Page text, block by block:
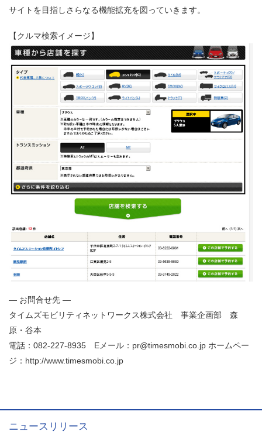
サイトを目指しさらなる機能拡充を図っていきます。
【クルマ検索イメージ】
― お問合せ先 ―
タイムズモビリティネットワークス株式会社 事業企画部 森
原・谷本
電話：082-227-8935 Eメール：pr@timesmobi.co.jp ホームペー
ジ：http://www.timesmobi.co.jp
ニュースリリース